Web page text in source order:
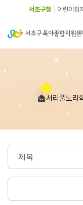
서초구청 어린이집
서리풀노리